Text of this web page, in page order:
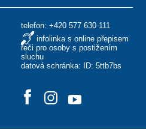
telefon: +420 577 630 111
infolinka s online přepisem
řeči pro osoby s postižením
sluchu
datová schránka: ID: 5ttb7bs